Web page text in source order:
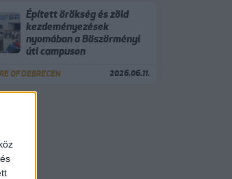
Épített örökség és zöld
kezdeményezések
nyomában a Böszörményi
úti campuson
OF DEBRECEN 2026.06.11.